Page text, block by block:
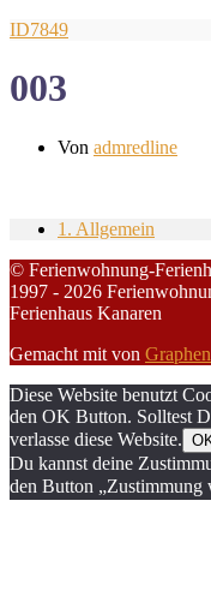
ID7849
003
Von admredline
1. Allgemein
© Ferienwohnung-
1997 - 2026
Ferienhaus Kanaren
Gemacht mit von
Diese Website benutzt
den OK Button. Solltest
verlasse diese Website.
Du kannst deine
den Button „Zustimmung